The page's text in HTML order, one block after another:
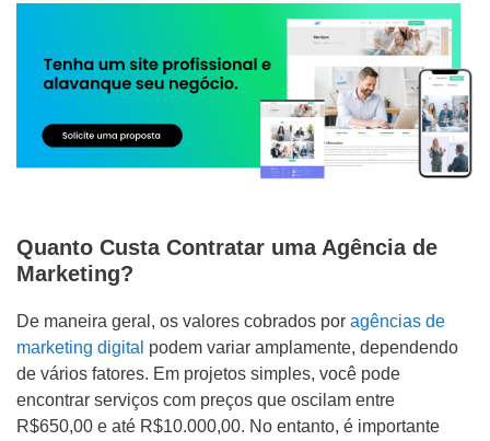
Quanto Custa Contratar uma Agência de
Marketing?
De maneira geral, os valores cobrados por agências de
marketing digital podem variar amplamente, dependendo
de vários fatores. Em projetos simples, você pode
encontrar serviços com preços que oscilam entre
R$650,00 e até R$10.000,00. No entanto, é importante